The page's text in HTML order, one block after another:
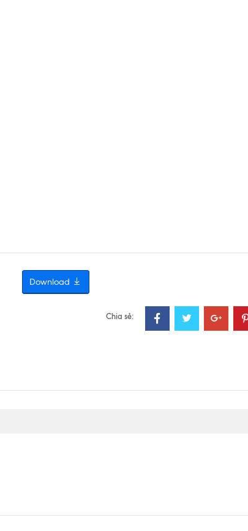
Download
Chia sẻ: